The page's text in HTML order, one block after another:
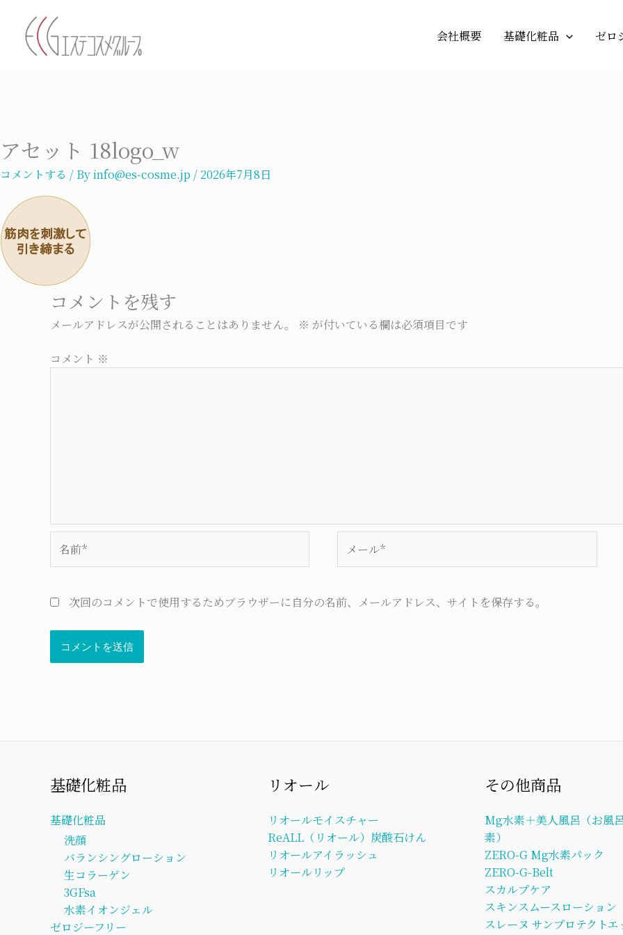
会社概要 基礎化粧品 ゼロ
アセット 18logo_w
コメントする / Byinfo@es-cosme.jp / 2026年7月8日
コメントを残す
メールアドレスが公開されることはありません。 ※ が付いている欄は必須項目です
コメント ※
前
ー
次回のコメントで使用するためブラウザーに自分の名前、メールアドレス、サイトを保存する。
基礎化粧品
基礎化粧品
洗顔
バランシングローション
生コラーゲン
3GFsa
水素イオンジェル
ゼロジーフリー
リオール
リオールモイスチャー
ReALL（リオール）炭酸石けん
リオールアイラッシュ
リオールリップ
その他商品
Mg水素＋美人風呂（お風
素）
ZERO-G Mg水素パック
ZERO-G-Belt
スカルプケア
スキンスムースローション
スレーヌ サンプロテクトエ